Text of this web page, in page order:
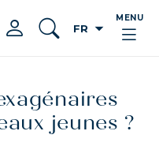
FR arrow_drop_down
MENU
jeunes ?